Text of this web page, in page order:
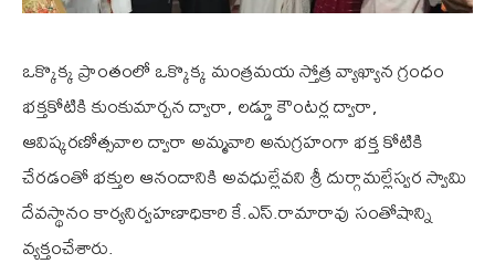
ఒక్కొక్క ప్రాంతంలో ఒక్కొక్క మంత్రమయ స్తోత్ర వ్యాఖ్యాన గ్రంధం
భక్తకోటికి కుంకుమార్చన ద్వారా, లడ్డూ కౌంటర్ల ద్వారా,
ఆవిష్కరణోత్సవాల ద్వారా అమ్మవారి అనుగ్రహంగా భక్త కోటికి
చేరడంతో భక్తుల ఆనందానికి అవధుల్లేవని శ్రీ దుర్గామల్లేస్వర స్వామి
దేవస్థానం కార్యనిర్వహణాధికారి కే.ఎస్.రామారావు సంతోషాన్ని
వ్యక్తంచేశారు.